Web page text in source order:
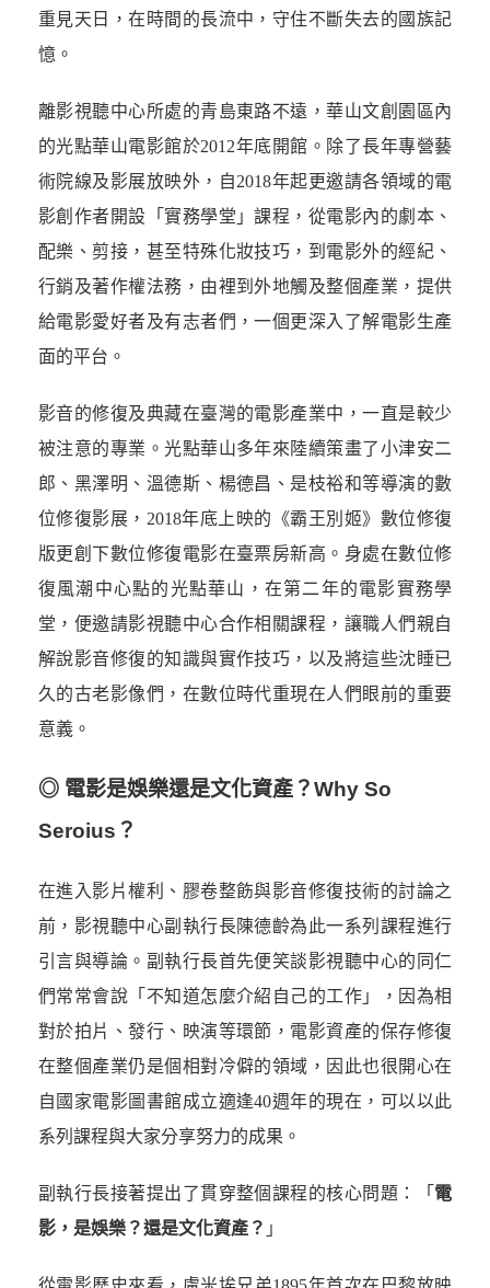
重見天日，在時間的長流中，守住不斷失去的國族記
憶。
離影視聽中心所處的青島東路不遠，華山文創園區內
的光點華山電影館於2012年底開館。除了長年專營藝
術院線及影展放映外，自2018年起更邀請各領域的電
影創作者開設「實務學堂」課程，從電影內的劇本、
配樂、剪接，甚至特殊化妝技巧，到電影外的經紀、
行銷及著作權法務，由裡到外地觸及整個產業，提供
給電影愛好者及有志者們，一個更深入了解電影生產
面的平台。
影音的修復及典藏在臺灣的電影產業中，一直是較少
被注意的專業。光點華山多年來陸續策畫了小津安二
郎、黑澤明、溫德斯、楊德昌、是枝裕和等導演的數
位修復影展，2018年底上映的《霸王別姬》數位修復
版更創下數位修復電影在臺票房新高。身處在數位修
復風潮中心點的光點華山，在第二年的電影實務學
堂，便邀請影視聽中心合作相關課程，讓職人們親自
解說影音修復的知識與實作技巧，以及將這些沈睡已
久的古老影像們，在數位時代重現在人們眼前的重要
意義。
◎ 電影是娛樂還是文化資產？Why So
Seroius？
在進入影片權利、膠卷整飭與影音修復技術的討論之
前，影視聽中心副執行長陳德齡為此一系列課程進行
引言與導論。副執行長首先便笑談影視聽中心的同仁
們常常會說「不知道怎麼介紹自己的工作」，因為相
對於拍片、發行、映演等環節，電影資產的保存修復
在整個產業仍是個相對冷僻的領域，因此也很開心在
自國家電影圖書館成立適逢40週年的現在，可以以此
系列課程與大家分享努力的成果。
副執行長接著提出了貫穿整個課程的核心問題：「 電
影，是娛樂？還是文化資產？ 」